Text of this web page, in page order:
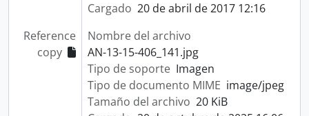
Cargado 20 de abril de 2017 12:16
Reference
copy
Nombre del archivo
AN-13-15-406_141.jpg
Tipo de soporte Imagen
Tipo de documento MIME image/jpeg
Tamaño del archivo 20 KiB